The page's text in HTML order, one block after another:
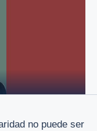
no puede ser